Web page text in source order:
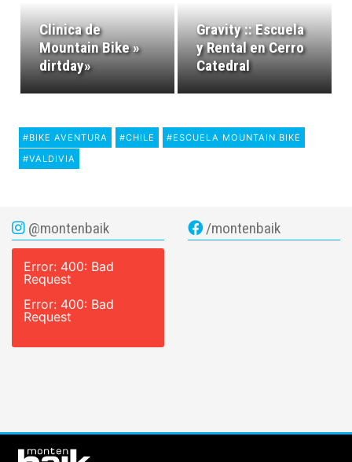
Clinica de
Mountain Bike »
dirtday»
Gravity :: Escuela
y Rental en Cerro
Catedral
#BIKE AVENTURA #CHILE
#ESCUELA MOUNTAIN BIKE
#VALDIVIA
@montenbaik
Error: 400: Bad
Request
Error: 400: Bad
Request
/montenbaik